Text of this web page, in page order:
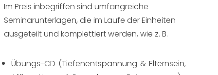
Im Preis inbegriffen sind umfangreiche
Seminarunterlagen, die im Laufe der Einheiten
ausgeteilt und komplettiert werden, wie z. B.
Übungs-CD (Tiefenentspannung & Elternsein,